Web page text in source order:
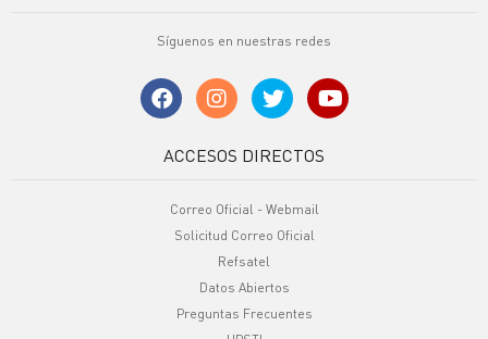
Síguenos en nuestras redes
ACCESOS DIRECTOS
Correo Oficial - Webmail
Solicitud Correo Oficial
Refsatel
Datos Abiertos
Preguntas Frecuentes